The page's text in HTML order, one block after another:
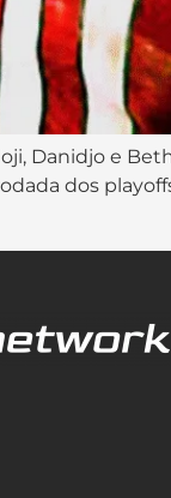
Danidjo e
dos